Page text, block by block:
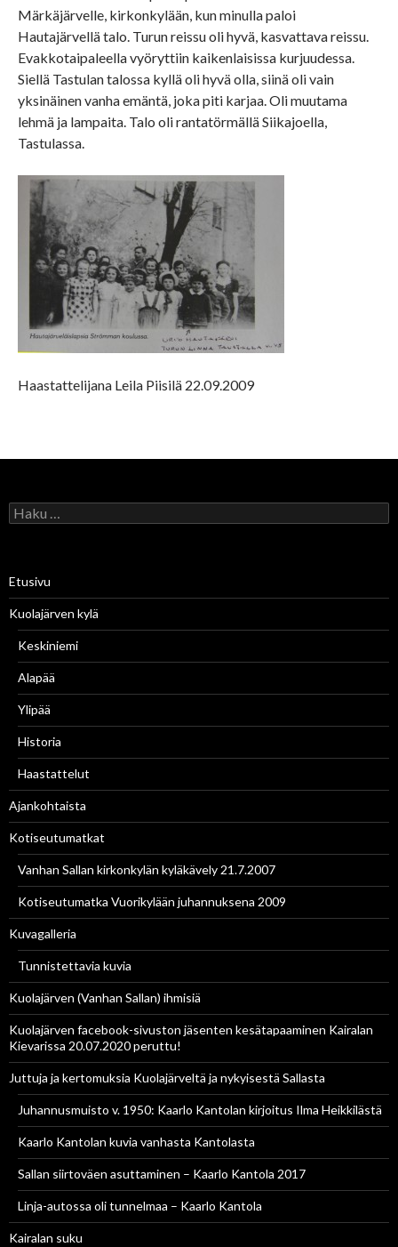
Märkäjärvelle, kirkonkylään, kun minulla paloi
Hautajärvellä talo. Turun reissu oli hyvä, kasvattava reissu.
Evakkotaipaleella vyöryttiin kaikenlaisissa kurjuudessa.
Siellä Tastulan talossa kyllä oli hyvä olla, siinä oli vain
yksinäinen vanha emäntä, joka piti karjaa. Oli muutama
lehmä ja lampaita. Talo oli rantatörmällä Siikajoella,
Tastulassa.
Haastattelijana Leila Piisilä 22.09.2009
H
a
:Etusivu
Kuolajärven kylä
Keskiniemi
Alapää
Ylipää
Historia
Haastattelut
Ajankohtaista
Kotiseutumatkat
Vanhan Sallan kirkonkylän kyläkävely 21.7.2007
Kotiseutumatka Vuorikylään juhannuksena 2009
Kuvagalleria
Tunnistettavia kuvia
Kuolajärven (Vanhan Sallan) ihmisiä
Kuolajärven facebook-sivuston jäsenten kesätapaaminen Kairalan
Kievarissa 20.07.2020 peruttu!
Juttuja ja kertomuksia Kuolajärveltä ja nykyisestä Sallasta
Juhannusmuisto v. 1950: Kaarlo Kantolan kirjoitus Ilma Heikkilästä
Kaarlo Kantolan kuvia vanhasta Kantolasta
Sallan siirtoväen asuttaminen – Kaarlo Kantola 2017
Linja-autossa oli tunnelmaa – Kaarlo Kantola
Kairalan suku